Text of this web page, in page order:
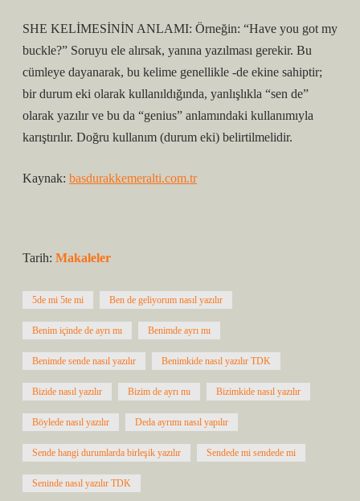
SHE KELİMESİNİN ANLAMI: Örneğin: “Have you got my
buckle?” Soruyu ele alırsak, yanına yazılması gerekir. Bu
cümleye dayanarak, bu kelime genellikle -de ekine sahiptir;
bir durum eki olarak kullanıldığında, yanlışlıkla “sen de”
olarak yazılır ve bu da “genius” anlamındaki kullanımıyla
karıştırılır. Doğru kullanım (durum eki) belirtilmelidir.
Kaynak: basdurakkemeralti.com.tr
Tarih: Makaleler
5de mi 5te mi Ben de geliyorum nasıl yazılır
Benim içinde de ayrı mı Benimde ayrı mı
Benimde sende nasıl yazılır Benimkide nasıl yazılır TDK
Bizide nasıl yazılır Bizim de ayrı mı Bizimkide nasıl yazılır
Böylede nasıl yazılır Deda ayrımı nasıl yapılır
Sende hangi durumlarda birleşik yazılır Sendede mi sendede mi
Seninde nasıl yazılır TDK